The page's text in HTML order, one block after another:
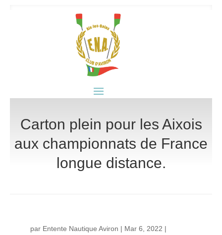
Carton plein pour les Aixois
aux championnats de France
longue distance.
par Entente Nautique Aviron | Mar 6, 2022 |